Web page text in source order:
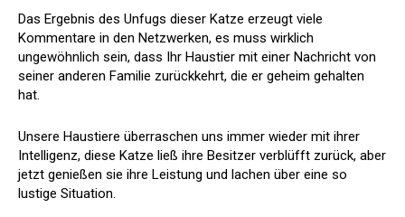
Das Ergebnis des Unfugs dieser Katze erzeugt viele
Kommentare in den Netzwerken, es muss wirklich
ungewöhnlich sein, dass Ihr Haustier mit einer Nachricht von
seiner anderen Familie zurückkehrt, die er geheim gehalten
hat.
Unsere Haustiere überraschen uns immer wieder mit ihrer
Intelligenz, diese Katze ließ ihre Besitzer verblüfft zurück, aber
jetzt genießen sie ihre Leistung und lachen über eine so
lustige Situation.